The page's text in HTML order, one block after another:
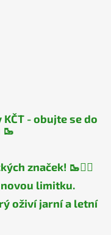
- obujte se do
značek! 🥾🧎‍♂️
novou limitku.
oživí jarní a letní